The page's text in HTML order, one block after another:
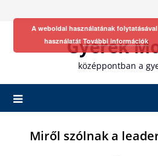
Gyerek
középpontban a
Miről szólnak a
A weboldal használatának
használatát További információk